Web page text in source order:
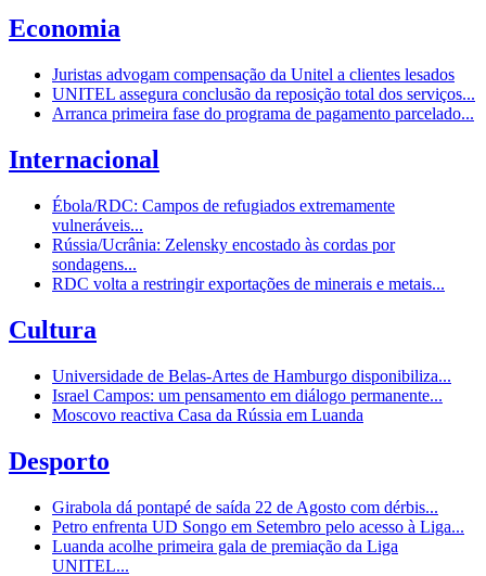
Economia
Juristas advogam compensação da Unitel a clientes lesados
UNITEL assegura conclusão da reposição total dos serviços...
Arranca primeira fase do programa de pagamento parcelado...
Internacional
Ébola/RDC: Campos de refugiados extremamente
vulneráveis...
Rússia/Ucrânia: Zelensky encostado às cordas por
sondagens...
RDC volta a restringir exportações de minerais e metais...
Cultura
Universidade de Belas-Artes de Hamburgo disponibiliza...
Israel Campos: um pensamento em diálogo permanente...
Moscovo reactiva Casa da Rússia em Luanda
Desporto
Girabola dá pontapé de saída 22 de Agosto com dérbis...
Petro enfrenta UD Songo em Setembro pelo acesso à Liga...
Luanda acolhe primeira gala de premiação da Liga
UNITEL...